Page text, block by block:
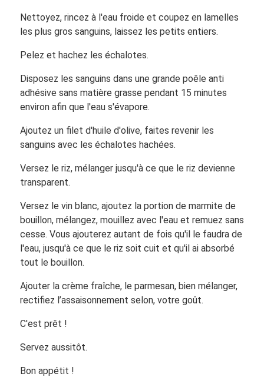
Nettoyez, rincez à l'eau froide et coupez en lamelles
les plus gros sanguins, laissez les petits entiers.
Pelez et hachez les échalotes.
Disposez les sanguins dans une grande poêle anti
adhésive sans matière grasse pendant 15 minutes
environ afin que l'eau s'évapore.
Ajoutez un filet d'huile d'olive, faites revenir les
sanguins avec les échalotes hachées.
Versez le riz, mélanger jusqu'à ce que le riz devienne
transparent.
Versez le vin blanc, ajoutez la portion de marmite de
bouillon, mélangez, mouillez avec l'eau et remuez sans
cesse. Vous ajouterez autant de fois qu'il le faudra de
l'eau, jusqu'à ce que le riz soit cuit et qu'il ai absorbé
tout le bouillon.
Ajouter la crème fraîche, le parmesan, bien mélanger,
rectifiez l’assaisonnement selon, votre goût.
C'est prêt !
Servez aussitôt.
Bon appétit !